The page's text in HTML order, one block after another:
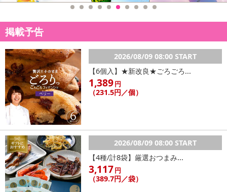
掲載予告
2026/08/09 08:00 START
【6個入】★新改良★ごろごろ...
1,389円
（231.5円／個）
2026/08/09 08:00 START
【4種/計8袋】厳選おつまみ...
3,117円
（389.7円／袋）